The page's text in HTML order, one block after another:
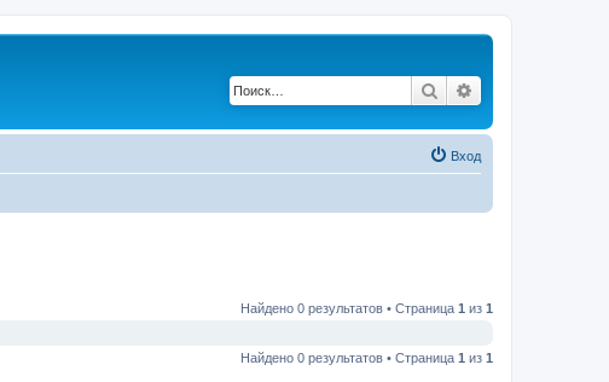
Поиск
Вход
Найдено 0 результатов • Страница 1 из 1
Найдено 0 результатов • Страница 1 из 1